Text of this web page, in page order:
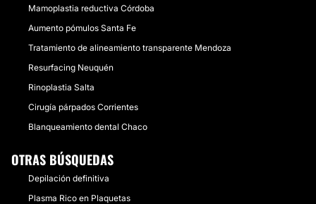
Mamoplastia reductiva Córdoba
Aumento pómulos Santa Fe
Tratamiento de alineamiento transparente Mendoza
Resurfacing Neuquén
Rinoplastia Salta
Cirugía párpados Corrientes
Blanqueamiento dental Chaco
OTRAS BÚSQUEDAS
Depilación definitiva
Plasma Rico en Plaquetas